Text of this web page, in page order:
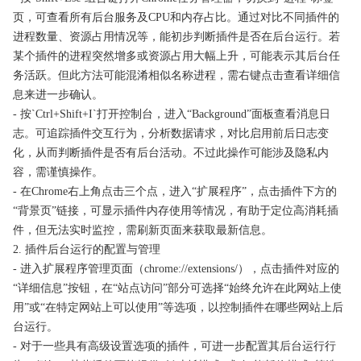
页，可查看所有后台服务及CPU和内存占比。通过对比不同插件的
进程数量、资源占用情况等，能初步判断插件是否在后台运行。若
某个插件的进程突然增多或资源占用大幅上升，可能表示其后台任
务活跃。但此方法可能混淆相似名称进程，需右键点击查看详细信
息来进一步确认。
- 按`Ctrl+Shift+I`打开控制台，进入“Background”面板查看消息日
志。可追踪插件交互行为，分析数据请求，对比启用前后日志变
化，从而判断插件是否有后台活动。不过此操作可能涉及隐私内
容，需谨慎操作。
- 在Chrome右上角点击三个点，进入“扩展程序”，点击插件下方的
“背景页”链接，可显示插件内存使用等情况，有助于定位高消耗插
件，但无法实时监控，需刷新页面来获取最新信息。
2. 插件后台运行的配置与管理
- 进入扩展程序管理页面（chrome://extensions/），点击插件对应的
“详细信息”按钮，在“站点访问”部分可选择“始终允许在此网站上使
用”或“在特定网站上可以使用”等选项，以控制插件在哪些网站上后
台运行。
- 对于一些具有高级设置选项的插件，可进一步配置其后台运行行